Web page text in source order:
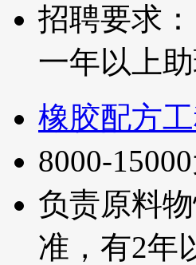
招聘要求
一年以上
橡胶配方
8000-
负责原料
准，有2年